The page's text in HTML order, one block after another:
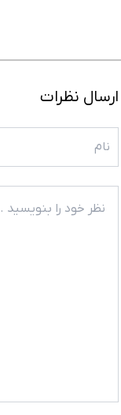
ارسال نظرات